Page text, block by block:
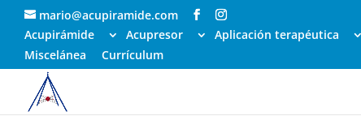
mario@acupiramide.com
Acupirámide
Acupresor Aplicación terapéutica
Miscelánea
Currículum